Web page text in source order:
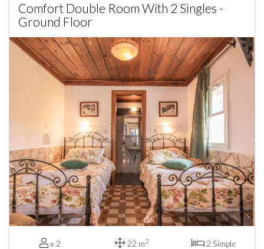
Comfort Double Room With 2 Singles -
Ground Floor
x 2 22 m2 2 Simple